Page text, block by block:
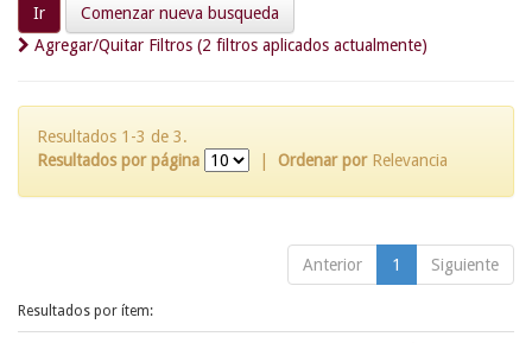
Comenzar nueva busqueda
Agregar/Quitar Filtros (2 filtros aplicados actualmente)
Resultados 1-3 de 3.
Resultados por página
Ordenar por Relevancia
Anterior 1 Siguiente
Resultados por ítem: